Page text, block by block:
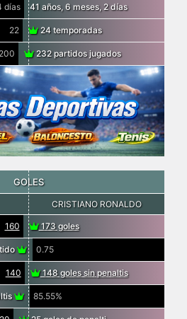
días 41 años, 6 meses, 2 días
22 24 temporadas
200 232 partidos jugados
GOLES
CRISTIANO RONALDO
160 173 goles
0.75
140 148 goles sin penaltis
85.55%